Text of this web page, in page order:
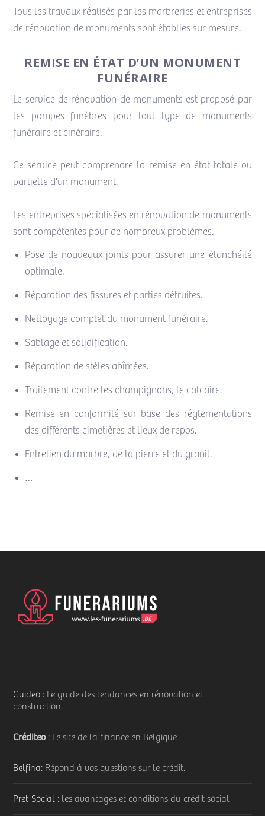
Tous les travaux réalisés par les marbreries et entreprises
de rénovation de monuments sont établies sur mesure.
REMISE EN ÉTAT D’UN MONUMENT
FUNÉRAIRE
Le service de rénovation de monuments est proposé par
les pompes funèbres pour tout type de monuments
funéraire et cinéraire.
Ce service peut comprendre la remise en état totale ou
partielle d’un monument.
Les entreprises spécialisées en rénovation de monuments
sont compétentes pour de nombreux problèmes.
Pose de nouveaux joints pour assurer une étanchéité
optimale.
Réparation des fissures et parties détruites.
Nettoyage complet du monument funéraire.
Sablage et solidification.
Réparation de stèles abîmées.
Traitement contre les champignons, le calcaire.
Remise en conformité sur base des réglementations
des différents cimetières et lieux de repos.
Entretien du marbre, de la pierre et du granit.
…
Guideo : Le guide des tendances en rénovation et
construction.
Créditeo: Le site de la finance en Belgique
Belfina: Répond à vos questions sur le crédit.
Pret-Social : les avantages et conditions du crédit social